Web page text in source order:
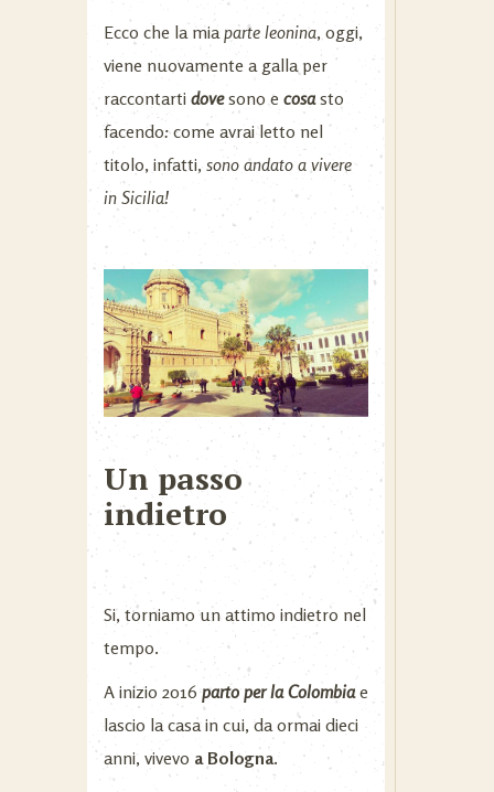
Ecco che la mia parte leonina, oggi,
viene nuovamente a galla per
raccontarti dovesono e cosasto
facendo:come avrai letto nel
titolo, infatti, sono andato a vivere
in Sicilia!
Un passo
indietro
Si, torniamo un attimo indietro nel
tempo.
A inizio 2016 parto per la Colombiae
lascio la casa in cui, da ormai dieci
anni, vivevo a Bologna.